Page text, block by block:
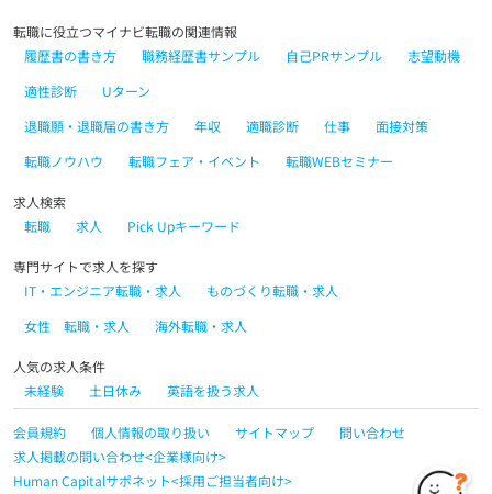
転職に役立つマイナビ転職の関連情報
履歴書の書き方
職務経歴書サンプル 自己PRサンプル
志望動機
適性診断
Uターン
退職願・退職届の書き方
年収 適職診断 仕事
面接対策
転職ノウハウ
転職フェア・イベント 転職WEBセミナー
求人検索
転職
求人 Pick Upキーワード
専門サイトで求人を探す
IT・エンジニア転職・求人
ものづくり転職・求人
女性 転職・求人
海外転職・求人
人気の求人条件
未経験
土日休み 英語を扱う求人
会員規約 個人情報の取り扱い サイトマップ
問い合わせ
求人掲載の問い合わせ<企業様向け>
Human Capitalサポネット<採用ご担当者向け>